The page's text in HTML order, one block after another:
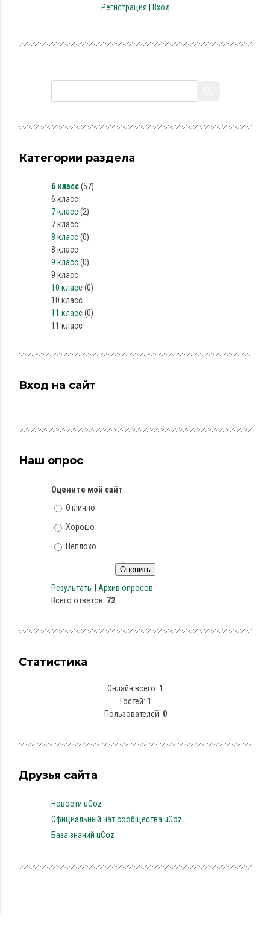
Регистрация
Вход
Категории раздела
6 класс (57)
6 класс
7 класс (2)
7 класс
8 класс (0)
8 класс
9 класс (0)
9 класс
10 класс (0)
10 класс
11 класс (0)
11 класс
Вход на сайт
Наш опрос
Оцените мой сайт
Отлично
Хорошо
Неплохо
Результаты
Архив опросов
Всего ответов: 72
Статистика
Онлайн всего: 1
Гостей: 1
Пользователей: 0
Друзья сайта
Новости uCoz
Официальный чат сообщества uCoz
База знаний uCoz